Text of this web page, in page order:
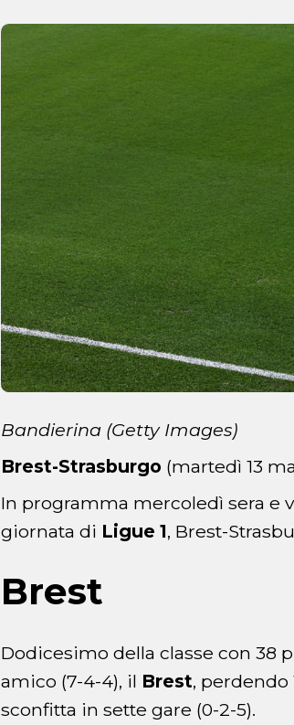
Bandierina (Getty Images)
Brest-Strasburgo (martedì 13
In programma mercoledì sera e
giornata di Ligue 1, Brest-
Brest
Dodicesimo della classe con 38
amico (7-4-4), il Brest, perdendo
sconfitta in sette gare (0-2-5).